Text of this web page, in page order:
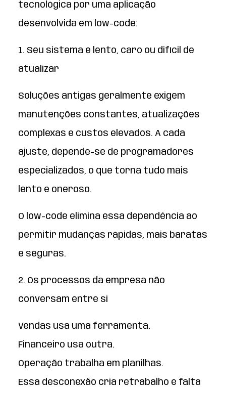
tecnológica por uma aplicação
desenvolvida em low-code:
1. Seu sistema é lento, caro ou difícil de
atualizar
Soluções antigas geralmente exigem
manutenções constantes, atualizações
complexas e custos elevados. A cada
ajuste, depende-se de programadores
especializados, o que torna tudo mais
lento e oneroso.
O low-code elimina essa dependência ao
permitir mudanças rápidas, mais baratas
e seguras.
2. Os processos da empresa não
conversam entre si
Vendas usa uma ferramenta.
Financeiro usa outra.
Operação trabalha em planilhas.
Essa desconexão cria retrabalho e falta